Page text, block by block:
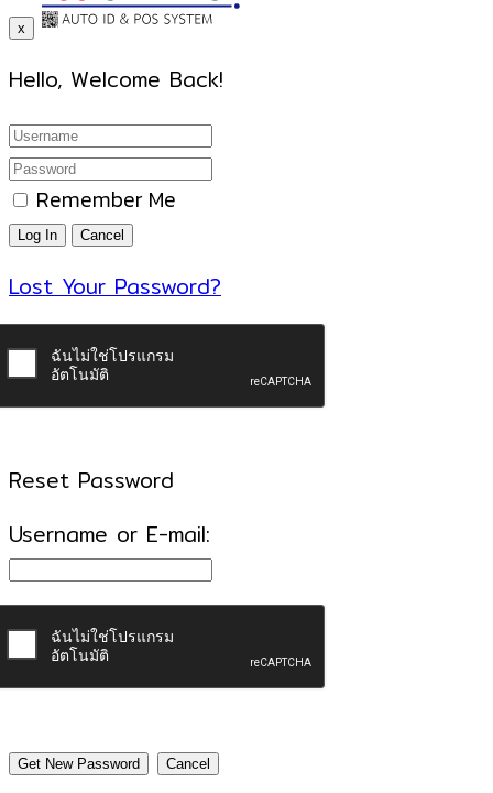
x
Hello, Welcome Back!
Remember Me
Lost Your Password?
Reset Password
Username or E-mail: